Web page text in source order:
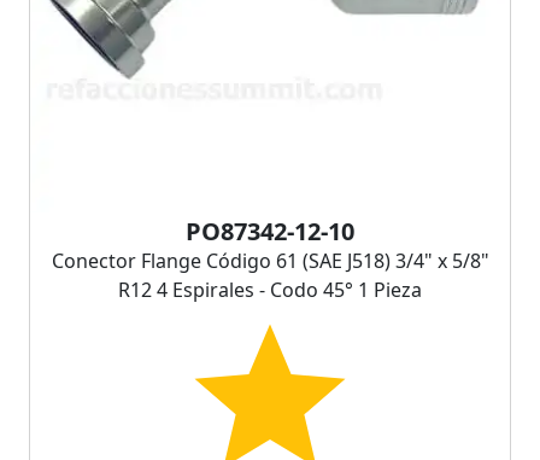
PO87342-12-10
Conector Flange Código 61 (SAE J518) 3/4" x 5/8"
R12 4 Espirales - Codo 45° 1 Pieza